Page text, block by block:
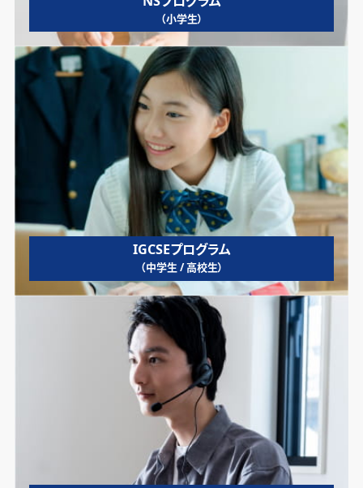
（小学生）
IGCSEプログラム
（中学生 / 高校生）